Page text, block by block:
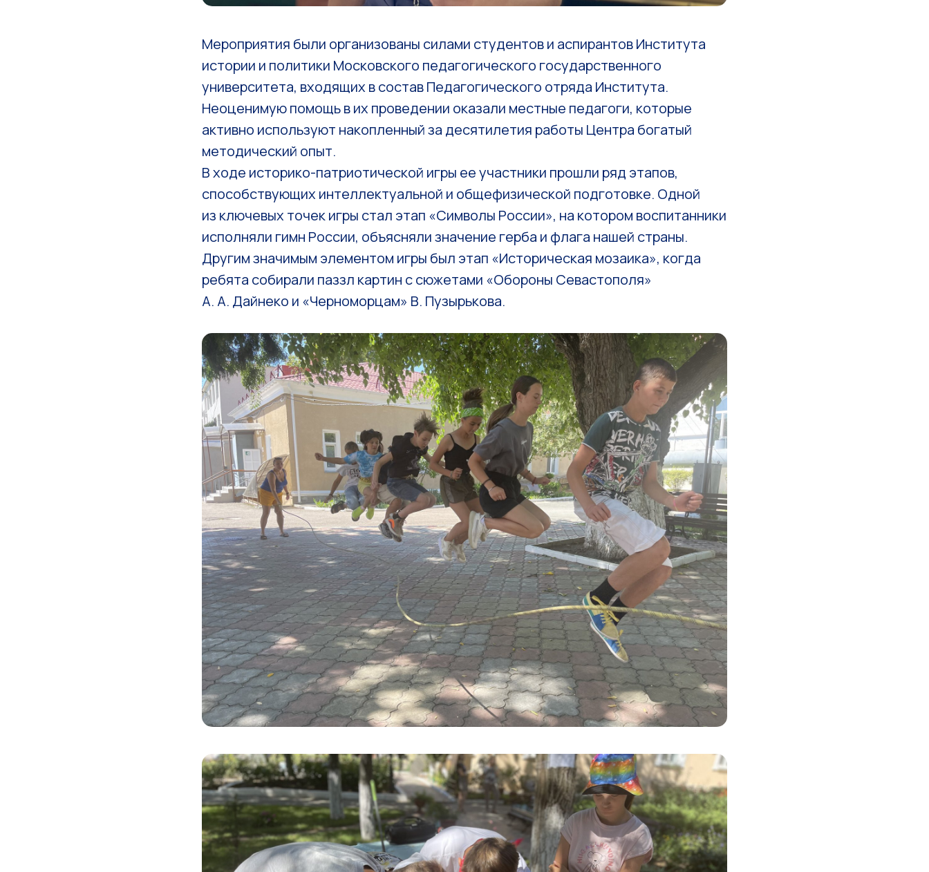
Мероприятия были организованы силами студентов и аспирантов Института
истории и политики Московского педагогического государственного
университета, входящих в состав Педагогического отряда Института.
Неоценимую помощь в их проведении оказали местные педагоги, которые
активно используют накопленный за десятилетия работы Центра богатый
методический опыт.
В ходе историко-патриотической игры ее участники прошли ряд этапов,
способствующих интеллектуальной и общефизической подготовке. Одной
из ключевых точек игры стал этап «Символы России», на котором воспитанники
исполняли гимн России, объясняли значение герба и флага нашей страны.
Другим значимым элементом игры был этап «Историческая мозаика», когда
ребята собирали паззл картин с сюжетами «Обороны Севастополя»
А. А. Дайнеко и «Черноморцам» В. Пузырькова.